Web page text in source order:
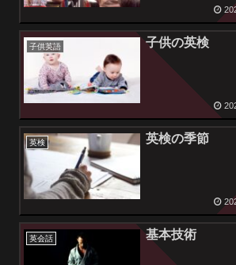
子供英語 子供の英検
英検 英検の季節
英会話 基本技術